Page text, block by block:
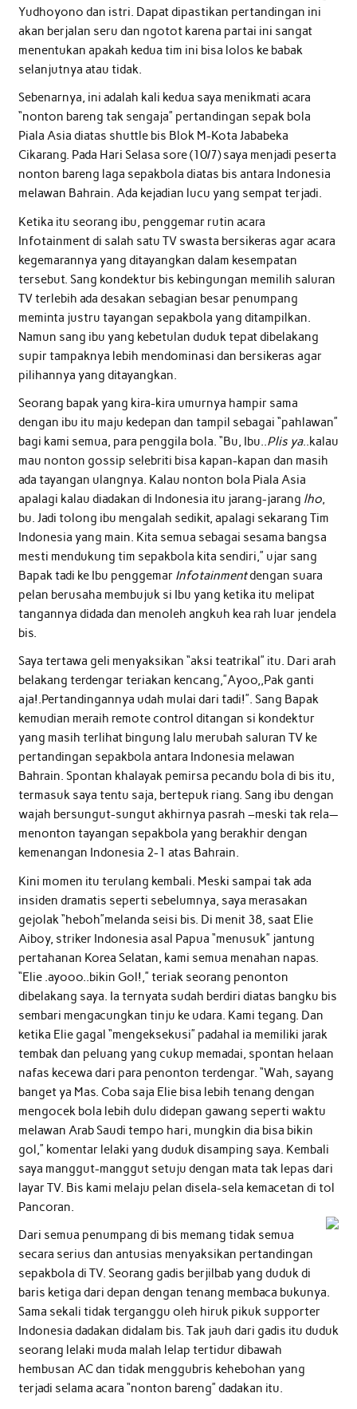
Yudhoyono dan istri. Dapat dipastikan pertandingan ini
akan berjalan seru dan ngotot karena partai ini sangat
menentukan apakah kedua tim ini bisa lolos ke babak
selanjutnya atau tidak.
Sebenarnya, ini adalah kali kedua saya menikmati acara
“nonton bareng tak sengaja” pertandingan sepak bola
Piala Asia diatas shuttle bis Blok M-Kota Jababeka
Cikarang. Pada Hari Selasa sore (10/7) saya menjadi peserta
nonton bareng laga sepakbola diatas bis antara Indonesia
melawan Bahrain. Ada kejadian lucu yang sempat terjadi.
Ketika itu seorang ibu, penggemar rutin acara
Infotainment di salah satu TV swasta bersikeras agar acara
kegemarannya yang ditayangkan dalam kesempatan
tersebut. Sang kondektur bis kebingungan memilih saluran
TV terlebih ada desakan sebagian besar penumpang
meminta justru tayangan sepakbola yang ditampilkan.
Namun sang ibu yang kebetulan duduk tepat dibelakang
supir tampaknya lebih mendominasi dan bersikeras agar
pilihannya yang ditayangkan.
Seorang bapak yang kira-kira umurnya hampir sama
dengan ibu itu maju kedepan dan tampil sebagai “pahlawan”
bagi kami semua, para penggila bola. “Bu, Ibu..Plis ya..kalau
mau nonton gossip selebriti bisa kapan-kapan dan masih
ada tayangan ulangnya. Kalau nonton bola Piala Asia
apalagi kalau diadakan di Indonesia itu jarang-jarang lho,
bu. Jadi tolong ibu mengalah sedikit, apalagi sekarang Tim
Indonesia yang main. Kita semua sebagai sesama bangsa
mesti mendukung tim sepakbola kita sendiri,” ujar sang
Bapak tadi ke Ibu penggemar Infotainmentdengan suara
pelan berusaha membujuk si Ibu yang ketika itu melipat
tangannya didada dan menoleh angkuh kea rah luar jendela
bis.
Saya tertawa geli menyaksikan “aksi teatrikal” itu. Dari arah
belakang terdengar teriakan kencang,”Ayoo,,Pak ganti
aja!.Pertandingannya udah mulai dari tadi!”. Sang Bapak
kemudian meraih remote control ditangan si kondektur
yang masih terlihat bingung lalu merubah saluran TV ke
pertandingan sepakbola antara Indonesia melawan
Bahrain. Spontan khalayak pemirsa pecandu bola di bis itu,
termasuk saya tentu saja, bertepuk riang. Sang ibu dengan
wajah bersungut-sungut akhirnya pasrah –meski tak rela—
menonton tayangan sepakbola yang berakhir dengan
kemenangan Indonesia 2-1 atas Bahrain.
Kini momen itu terulang kembali. Meski sampai tak ada
insiden dramatis seperti sebelumnya, saya merasakan
gejolak “heboh”melanda seisi bis. Di menit 38, saat Elie
Aiboy, striker Indonesia asal Papua “menusuk” jantung
pertahanan Korea Selatan, kami semua menahan napas.
“Elie .ayooo..bikin Gol!,” teriak seorang penonton
dibelakang saya. Ia ternyata sudah berdiri diatas bangku bis
sembari mengacungkan tinju ke udara. Kami tegang. Dan
ketika Elie gagal “mengeksekusi” padahal ia memiliki jarak
tembak dan peluang yang cukup memadai, spontan helaan
nafas kecewa dari para penonton terdengar. “Wah, sayang
banget ya Mas. Coba saja Elie bisa lebih tenang dengan
mengocek bola lebih dulu didepan gawang seperti waktu
melawan Arab Saudi tempo hari, mungkin dia bisa bikin
gol,” komentar lelaki yang duduk disamping saya. Kembali
saya manggut-manggut setuju dengan mata tak lepas dari
layar TV. Bis kami melaju pelan disela-sela kemacetan di tol
Pancoran.
Dari semua penumpang di bis memang tidak semua
secara serius dan antusias menyaksikan pertandingan
sepakbola di TV. Seorang gadis berjilbab yang duduk di
baris ketiga dari depan dengan tenang membaca bukunya.
Sama sekali tidak terganggu oleh hiruk pikuk supporter
Indonesia dadakan didalam bis. Tak jauh dari gadis itu duduk
seorang lelaki muda malah lelap tertidur dibawah
hembusan AC dan tidak menggubris kehebohan yang
terjadi selama acara “nonton bareng” dadakan itu.